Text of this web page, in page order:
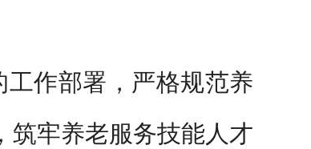
作部署，严格规范养
筑牢养老服务技能人才